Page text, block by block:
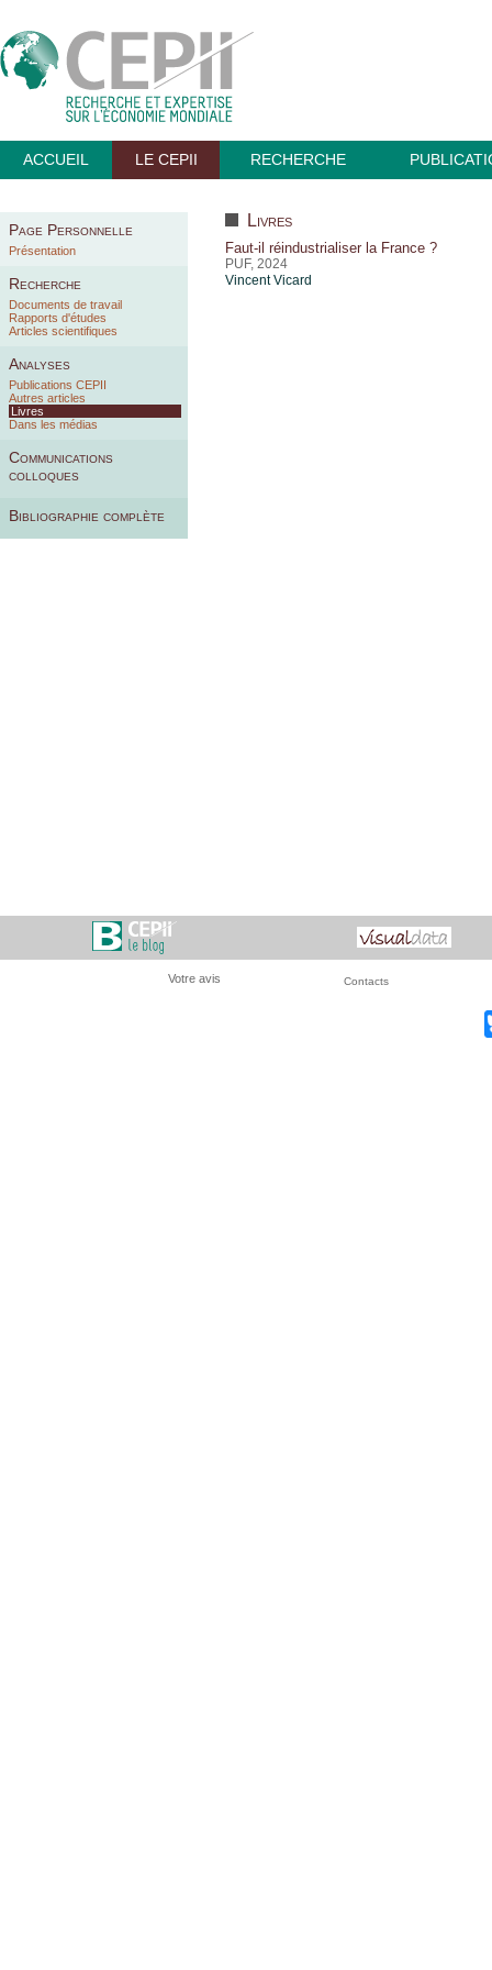
ACCUEIL LE CEPII RECHERCHE
Page Personnelle
Présentation
Recherche
Documents de travail
Rapports d'études
Articles scientifiques
Analyses
Publications CEPII
Autres articles
Livres
Dans les médias
Communications
colloques
Bibliographie complète
Livres
Faut-il réindustrialiser la France ?
PUF, 2024
Vincent Vicard
Votre avis Contacts